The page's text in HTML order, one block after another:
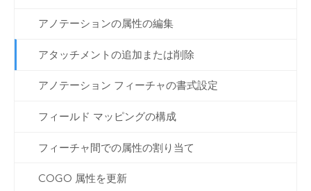
アノテーションの属性の編集
アタッチメントの追加または削除
アノテーション フィーチャの書式設定
フィールド マッピングの構成
フィーチャ間での属性の割り当て
COGO 属性を更新